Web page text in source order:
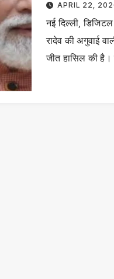
APRIL 22,
नई दिल्ली,
रादेव की अगुवाई
जीत हासिल की है।